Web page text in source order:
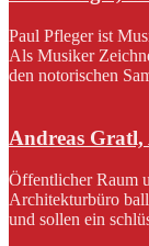
Paul Pfleger ist
Als Musiker
den notorischen
Andreas
Öffentlicher Raum
Architekturbüro
und sollen ein